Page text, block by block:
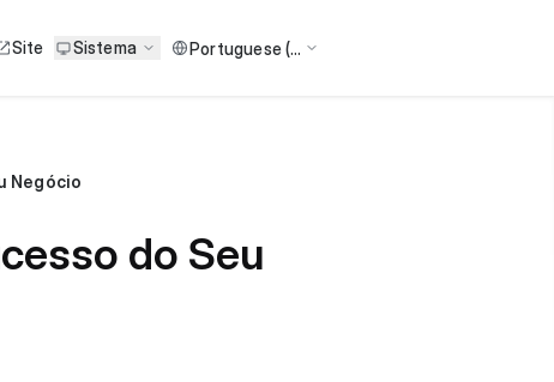
Site Sistema
Negócio
do Seu